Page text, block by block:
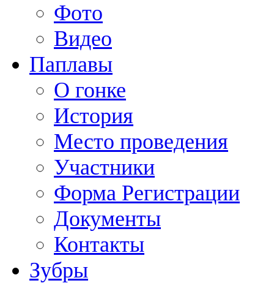
Фото
Видео
Паплавы
О гонке
История
Место проведения
Участники
Форма Регистрации
Документы
Контакты
Зубры